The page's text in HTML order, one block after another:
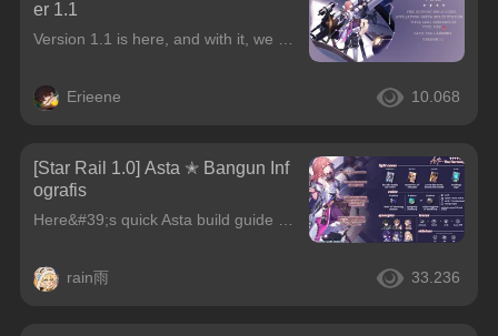
er 1.1
Erieene 10.068
[Star Rail 1.0] Asta ✭ Bangun Inf
ografis
rain雨 33.236